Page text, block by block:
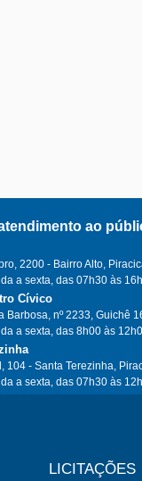
ao
2200 - Bairro Alto,
a sexta, das 07h30 às
Cívico
Barbosa, nº 2233, Guichê
a sexta, das 8h00 às
104 - Santa Terezinha,
a sexta, das 07h30 às
LICITAÇÕES